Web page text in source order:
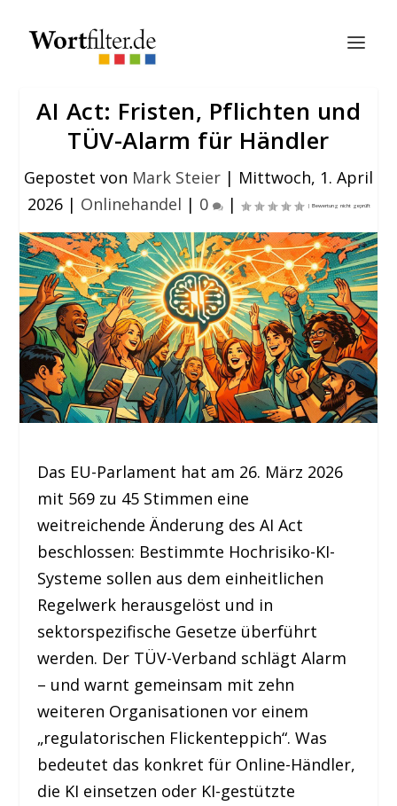
AI Act: Fristen, Pflichten und
TÜV-Alarm für Händler
Gepostet von Mark Steier | Mittwoch, 1. April
2026| Onlinehandel | 0 |
Das EU-Parlament hat am 26. März 2026
mit 569 zu 45 Stimmen eine
weitreichende Änderung des AI Act
beschlossen: Bestimmte Hochrisiko-KI-
Systeme sollen aus dem einheitlichen
Regelwerk herausgelöst und in
sektorspezifische Gesetze überführt
werden. Der TÜV-Verband schlägt Alarm
– und warnt gemeinsam mit zehn
weiteren Organisationen vor einem
„regulatorischen Flickenteppich“. Was
bedeutet das konkret für Online-Händler,
die KI einsetzen oder KI-gestützte